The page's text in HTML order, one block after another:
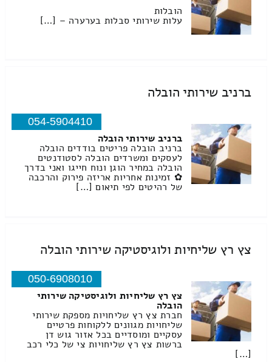
הובלות
עלות שירותי סבלות בערערה – […]
ברניב שירותי הובלה
054-5904410
ברניב שירותי הובלה
ברניב הובלה פריטים בודדים הובלה
לעסקים ומשרדים הובלה לסטודנטים
הובלה במחיר הוגן ונוח חייגו ואני בדרך
✿ זמינות אחריות אריזה פירוק והרכבה
של רהיטים לפי תיאום […]
צץ רץ שליחיות ולוגיסטיקה שירותי הובלה
050-6908010
צץ רץ שליחיות ולוגיסטיקה שירותי
הובלה
חברת צץ רץ שליחויות מספקת שירותי
שליחויות מגוונים ללקוחות פרטיים
עסקיים ומוסדיים בכל אזור גוש דן
ברשות צץ רץ שליחויות צי של כלי רכב
[…]